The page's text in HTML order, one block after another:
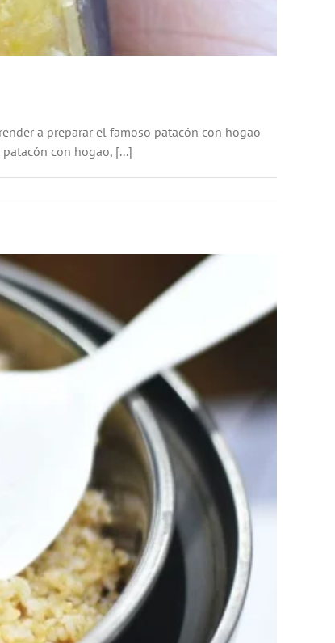
a preparar el famoso patacón con hogao
con hogao, [...]